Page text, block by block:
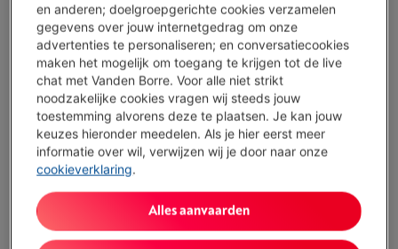
Met 128 GB opslag kunt u uw foto's en zware apps zonder
zorgen opslaan.
11 inch screen and 90 Hz: very comfortable and smooth,
even for basic use
Niet geschikt voor veeleisende 3D spellen
Toon alle specificaties
Bestaat ook in andere kleuren
en anderen; doelgroepgerichte cookies verzamelen
gegevens over jouw internetgedrag om onze
advertenties te personaliseren; en conversatiecookies
maken het mogelijk om toegang te krijgen tot de live
chat met Vanden Borre. Voor alle niet strikt
noodzakelijke cookies vragen wij steeds jouw
toestemming alvorens deze te plaatsen. Je kan jouw
keuzes hieronder meedelen. Als je hier eerst meer
informatie over wil, verwijzen wij je door naar onze
cookieverklaring.
Alles aanvaarden